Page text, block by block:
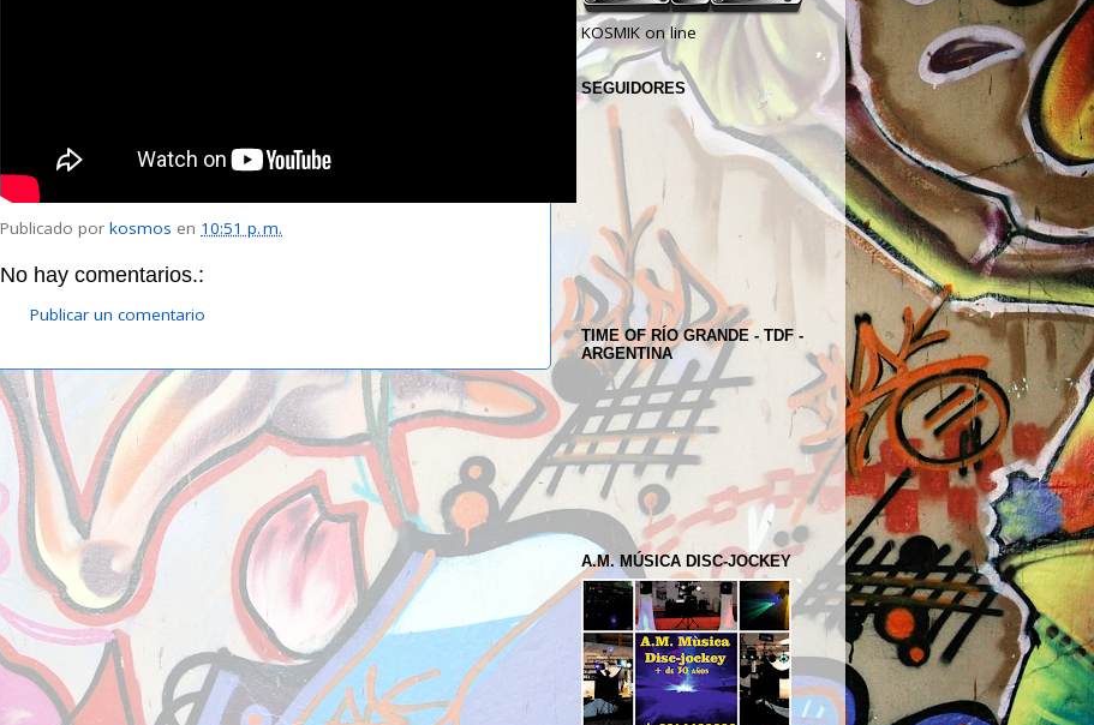
Publicado por kosmos en 10:51 p. m.
No hay comentarios.:
Publicar un comentario
KOSMIK on line
SEGUIDORES
TIME OF RÍO GRANDE - TDF -
ARGENTINA
A.M. MÚSICA DISC-JOCKEY